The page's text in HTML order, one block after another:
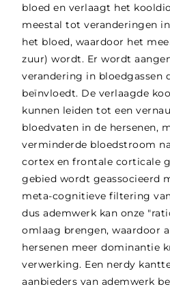
bloed en verlaagt het
meestal tot veranderingen
het bloed, waardoor het
zuur) wordt. Er wordt
verandering in bloedgassen
beïnvloedt. De verlaagde
kunnen leiden tot een
bloedvaten in de hersenen,
verminderde bloedstroom
cortex en frontale corticale
gebied wordt geassocieerd
meta-cognitieve filtering
dus ademwerk kan onze
omlaag brengen, waardoor
hersenen meer dominantie
verwerking. Een nerdy
aanbieders van ademwerk